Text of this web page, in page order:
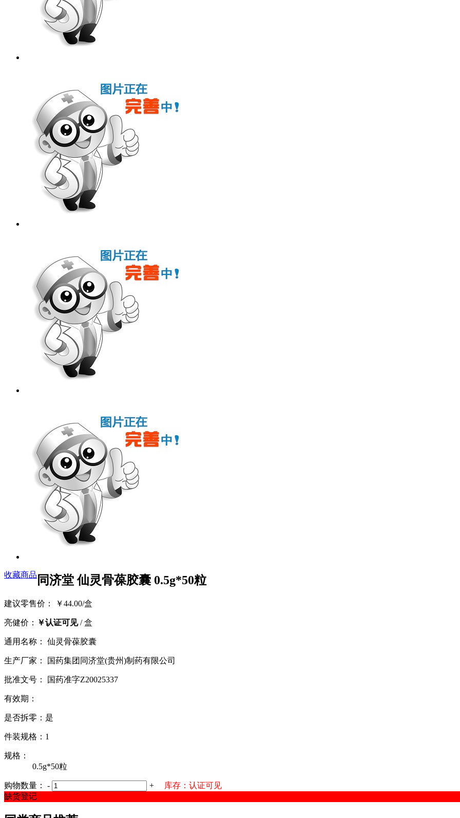
收藏商品 同济堂 仙灵骨葆胶囊 0.5g*50粒
建议零售价： ￥44.00/盒
亮健价： ￥认证可见/ 盒
通用名称： 仙灵骨葆胶囊
生产厂家： 国药集团同济堂(贵州)制药有限公司
批准文号： 国药准字Z20025337
有效期：
是否拆零：是
件装规格：1
规格：
0.5g*50粒
购物数量： - +
库存：认证可见
缺货登记